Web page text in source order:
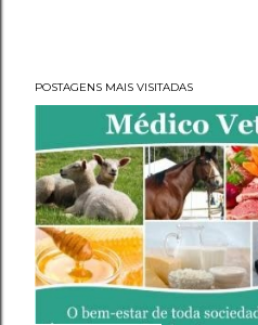
POSTAGENS MAIS VISITADAS